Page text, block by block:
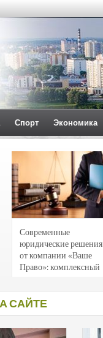
Спорт Экономика
Современные
юридические решения
от компании «Ваше
Право»: комплексный
интересов клиентов
САЙТЕ